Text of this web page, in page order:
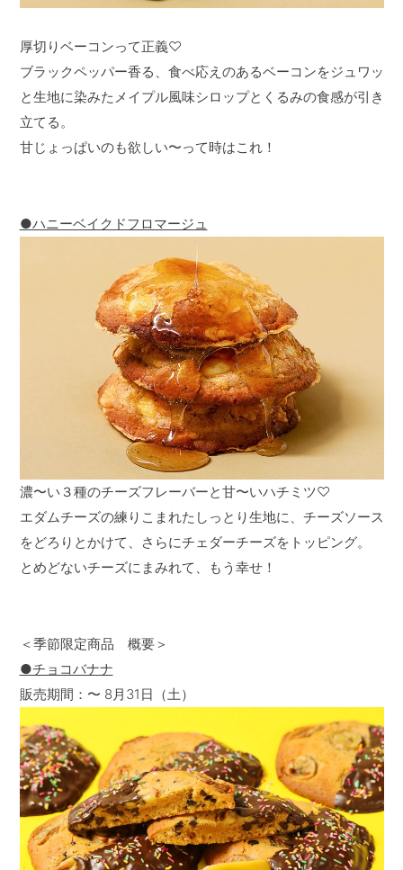
厚切りベーコンって正義♡
ブラックペッパー香る、食べ応えのあるベーコンをジュワッ
と生地に染みたメイプル風味シロップとくるみの食感が引き
立てる。
甘じょっぱいのも欲しい〜って時はこれ！
●ハニーベイクドフロマージュ
濃〜い３種のチーズフレーバーと甘〜いハチミツ♡
エダムチーズの練りこまれたしっとり生地に、チーズソース
をどろりとかけて、さらにチェダーチーズをトッピング。
とめどないチーズにまみれて、もう幸せ！
＜季節限定商品 概要＞
●チョコバナナ
販売期間：〜 8月31日（土）